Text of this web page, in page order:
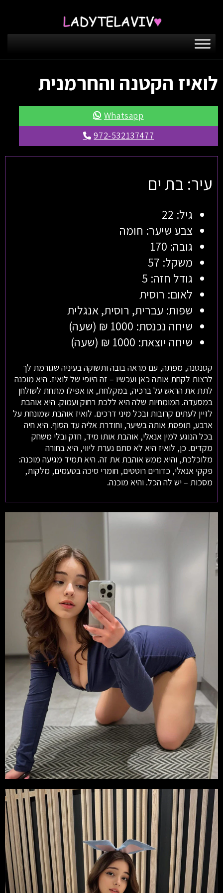
לואיז הקטנה והחרמנית
Whatsapp
972-532137477
עיר: בת ים
גיל: 22
צבע שיער: חומה
גובה: 170
משקל: 57
גודל חזה: 5
לאום: רוסית
שפות: עברית, רוסית, אנגלית
שיחה נכנסת: 1000 ₪ (שעה)
שיחה יוצאת: 1000 ₪ (שעה)
קטנטנה, מפתה, עם מראה בובה ותשוקה בעיניה שגורמת לך
לרצות לקחת אותה כאן ועכשיו – זה היופי של לואיז. היא מוכנה
לתת את הראש על ברכיה, במקלחת, או אפילו מתחת לשולחן
במסעדה. המומחיות שלה היא ללכת רחוק ועמוק. היא אוהבת
לזיין לעתים קרובות ובכל מיני דרכים. לואיז אוהבת שמונחת על
ארבע, תופסת אותה בשיער, וחודרת אליה עד הסוף. היא חיה
בכל הנוגע למין אנאלי, אוהבת אותו מיד, חזק ובלי משחק
מקדים. כן, לואיז היא לא סתם נערת ליווי, היא בחורה
מלוכלכת, והיא ממש אוהבת את זה. היא תמיד מגיעה מוכנה:
פקקי אנאלי, כדורים רוטטים, חומרי סיכה בטעמים, מלקות,
מסכות – יש לה הכל. והיא מוכנה.